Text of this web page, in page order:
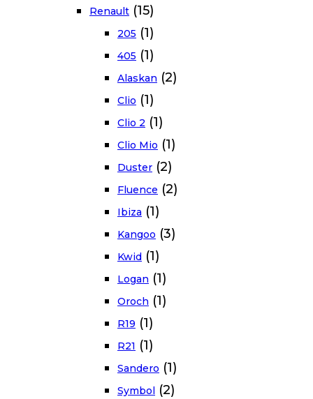
Renault (15)
205 (1)
405 (1)
Alaskan (2)
Clio (1)
Clio 2 (1)
Clio Mio (1)
Duster (2)
Fluence (2)
Ibiza (1)
Kangoo (3)
Kwid (1)
Logan (1)
Oroch (1)
R19 (1)
R21 (1)
Sandero (1)
Symbol (2)